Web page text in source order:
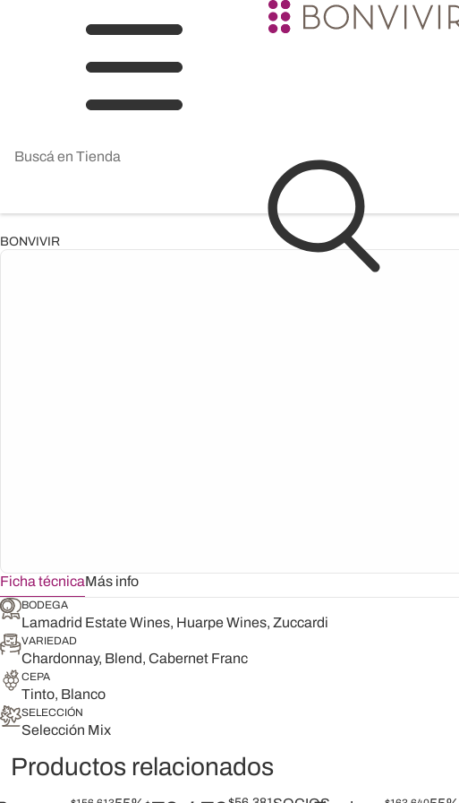
BONVIVIR
Ficha técnicaMás info
BODEGA
Lamadrid Estate Wines, Huarpe Wines, Zuccardi
VARIEDAD
Chardonnay, Blend, Cabernet Franc
CEPA
Tinto, Blanco
SELECCIÓN
Selección Mix
Productos relacionados